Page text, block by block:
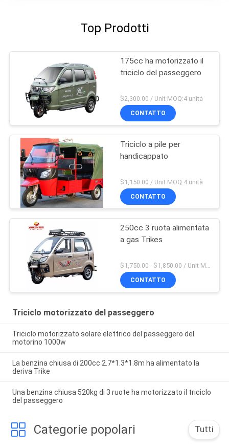
Top Prodotti
175cc ha motorizzato il
triciclo del passeggero
$2,300.00 / Unit MOQ:4 unità
CONTATTO
Triciclo a pile per
handicappato
$1,150.00 / Unit MOQ:4 unità
CONTATTO
250cc 3 ruota alimentata
a gas Trikes
CONTATTO
Triciclo motorizzato del passeggero
Triciclo motorizzato solare elettrico del passeggero del
motorino 1000w
La benzina chiusa di 200cc 2.7*1.3*1.8m ha alimentato la
deriva Trike
Una benzina chiusa 520kg di 3 ruote ha motorizzato il triciclo
del passeggero
Categorie popolari Tutti